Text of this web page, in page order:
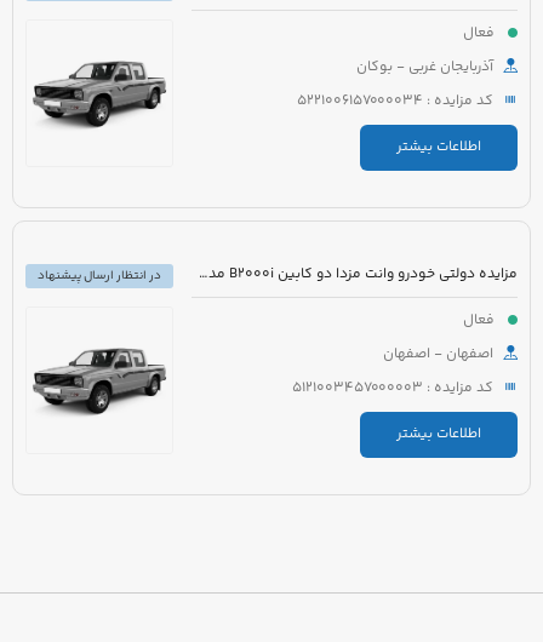
فعال
آذربایجان غربی - بوکان
کد مزایده : 5221006157000034
اطلاعات بیشتر
مزایده دولتی خودرو وانت مزدا دو کابین B2000i مدل 1388 رنگ نقره ای آبی متالیک
فعال
اصفهان - اصفهان
کد مزایده : 5121003457000003
اطلاعات بیشتر
در انتظار ارسال پیشنهاد